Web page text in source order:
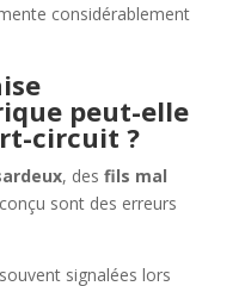
considérablement
peut-elle
circuit ?
, des fils mal
sont des erreurs
signalées lors